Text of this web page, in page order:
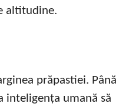
altitudine.
prăpastiei. Până
inteligența umană să